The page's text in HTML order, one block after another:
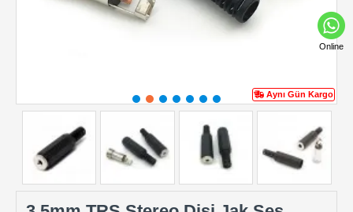
Aynı Gün Kargo
Online